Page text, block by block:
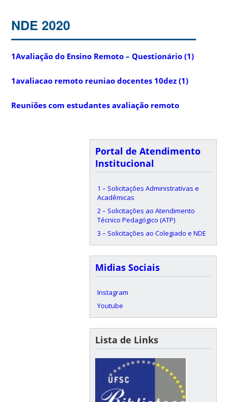
NDE 2020
1Avaliação do Ensino Remoto – Questionário (1)
1avaliacao remoto reuniao docentes 10dez (1)
Reuniões com estudantes avaliação remoto
Portal de Atendimento
Institucional
1 – Solicitações Administrativas e
Acadêmicas
2 – Solicitações ao Atendimento
Técnico Pedagógico (ATP)
3 – Solicitações ao Colegiado e NDE
Midias Sociais
Instagram
Youtube
Lista de Links